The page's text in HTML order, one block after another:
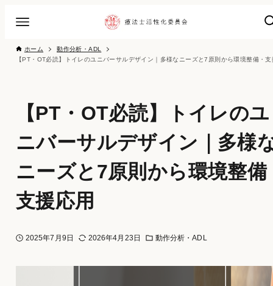
ホーム 動作分析・ADL
【PT・OT必読】トイレのユ
ニバーサルデザイン｜多様
ニーズと7原則から環境整備
支援応用
2025年7月9日 2026年4月23日 動作分析・ADL